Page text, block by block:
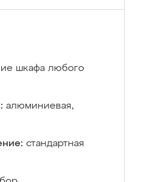
шкафа любого
алюминиевая,
стандартная